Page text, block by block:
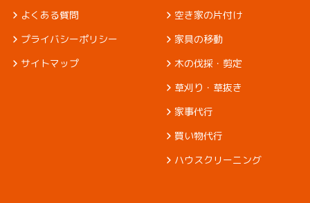
よくある質問
プライバシーポリシー
サイトマップ
空き家の片付け
家具の移動
木の伐採・剪定
草刈り・草抜き
家事代行
買い物代行
ハウスクリーニング